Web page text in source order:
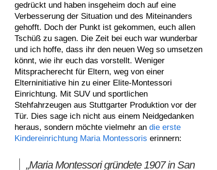
gedrückt und haben insgeheim doch auf eine
Verbesserung der Situation und des Miteinanders
gehofft. Doch der Punkt ist gekommen, euch allen
Tschüß zu sagen. Die Zeit bei euch war wunderbar
und ich hoffe, dass ihr den neuen Weg so umsetzen
könnt, wie ihr euch das vorstellt. Weniger
Mitspracherecht für Eltern, weg von einer
Elterninitiative hin zu einer Elite-Montessori
Einrichtung. Mit SUV und sportlichen
Stehfahrzeugen aus Stuttgarter Produktion vor der
Tür. Dies sage ich nicht aus einem Neidgedanken
heraus, sondern möchte vielmehr an die erste
Kindereinrichtung Maria Montessoris erinnern:
„Maria Montessori gründete 1907 in San